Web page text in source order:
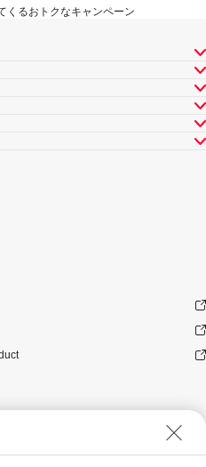
与率は、合計で支払額の66.5％
による付与分が縮減されま
、マイナポイント付与期間中
12月31日）のお支払いに適用
1月1日以降は変更予定です。
くるおトクなキャンペーン